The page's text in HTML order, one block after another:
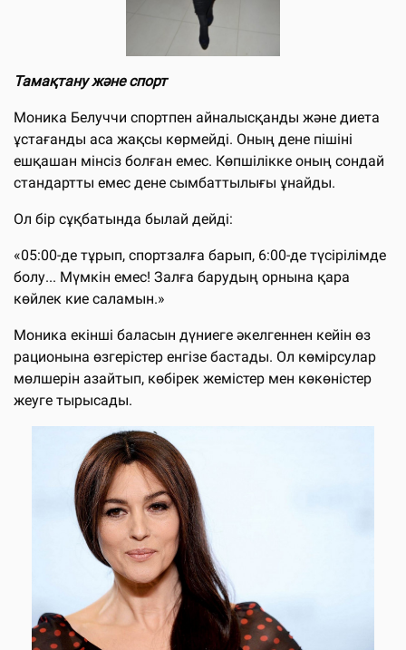
Тамақтану және спорт
Моника Белуччи спортпен айналысқанды және диета
ұстағанды аса жақсы көрмейді. Оның дене пішіні
ешқашан мінсіз болған емес. Көпшілікке оның сондай
стандартты емес дене сымбаттылығы ұнайды.
Ол бір сұқбатында былай дейді:
«05:00-де тұрып, спортзалға барып, 6:00-де түсірілімде
болу... Мүмкін емес! Залға барудың орнына қара
көйлек кие саламын.»
Моника екінші баласын дүниеге әкелгеннен кейін өз
рационына өзгерістер енгізе бастады. Ол көмірсулар
мөлшерін азайтып, көбірек жемістер мен көкөністер
жеуге тырысады.